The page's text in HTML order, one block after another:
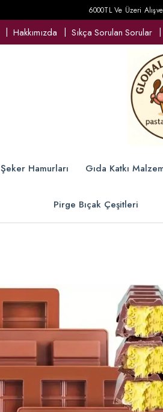
6000TL Ve Üzeri
Hakkımızda Sıkça Sorulan Sorular
Şeker Hamurları Gıda Katkı
Pirge Bıçak Çeşitleri